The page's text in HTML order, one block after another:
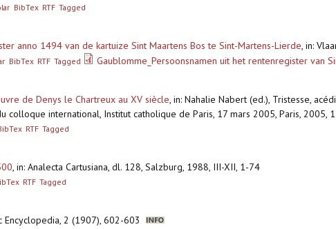
BibTex RTF Tagged
anno 1494 van de kartuize Sint Maartens Bos te Sint-Martens-Lierde, in:
BibTex RTF Tagged Gaublomme_Persoonsnamen uit het rentenregister van
de Denys le Chartreux au XV siècle, in: Nahalie Nabert (ed.), Tristesse,
colloque international, Institut catholique de Paris, 17 mars 2005, Paris, 2005,
RTF Tagged
, in: Analecta Cartusiana, dl. 128, Salzburg, 1988, III-XII, 1-74
RTF Tagged
Encyclopedia, 2 (1907), 602-603